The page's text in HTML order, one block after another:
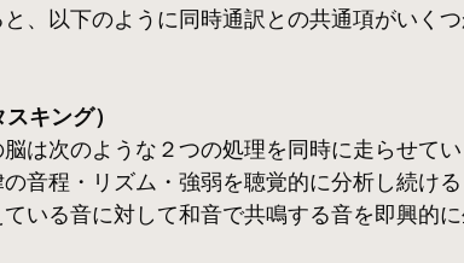
、以下のように同時通訳との共通項がいく
キング）
は次のような２つの処理を同時に走らせてい
の音程・リズム・強弱を聴覚的に分析し続ける
ている音に対して和音で共鳴する音を即興的